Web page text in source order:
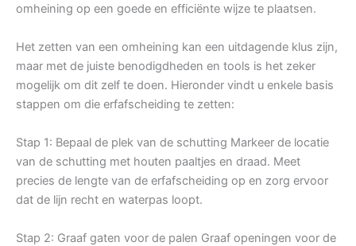
omheining op een goede en efficiënte wijze te plaatsen.
Het zetten van een omheining kan een uitdagende klus zijn,
maar met de juiste benodigdheden en tools is het zeker
mogelijk om dit zelf te doen. Hieronder vindt u enkele basis
stappen om die erfafscheiding te zetten:
Stap 1: Bepaal de plek van de schutting Markeer de locatie
van de schutting met houten paaltjes en draad. Meet
precies de lengte van de erfafscheiding op en zorg ervoor
dat de lijn recht en waterpas loopt.
Stap 2: Graaf gaten voor de palen Graaf openingen voor de